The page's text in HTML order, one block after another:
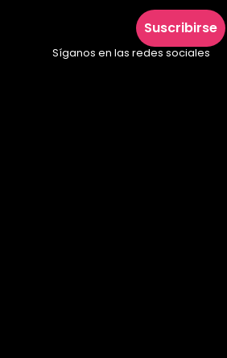
Suscribirse
Síganos en las redes sociales